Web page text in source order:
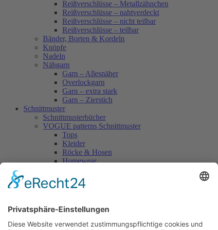
Reißverschlüsse – Metallzähnchen
Reißverschlüsse – nahtverdeckt
Reißverschlüsse – nicht teilbar
Reißverschlüsse – teilbar
Bänder, Borten & Kordeln
Knöpfe
Nadeln
Nähgarn
Garn – Allesnäher
Overlockgarn
Garn – extra stark
Garn – Zierstich
Schnittmuster
Schnittmusterbücher
VOGUE patterns Schnittmuster
Tops
Kleider
Röcke & Hosen
Homewear
Vogue Vintage
Herren
Accessoires
Einzelschnittmuster Burda
Tops